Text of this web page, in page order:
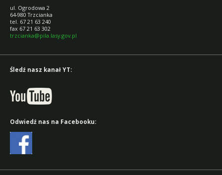
ul. Ogrodowa 2
64-980 Trzcianka
tel. 67 21 63 240
fax 67 21 63 302
trzcianka@pila.lasy.gov.pl
Śledź nasz kanał YT:
Odwiedź nas na Facebooku: